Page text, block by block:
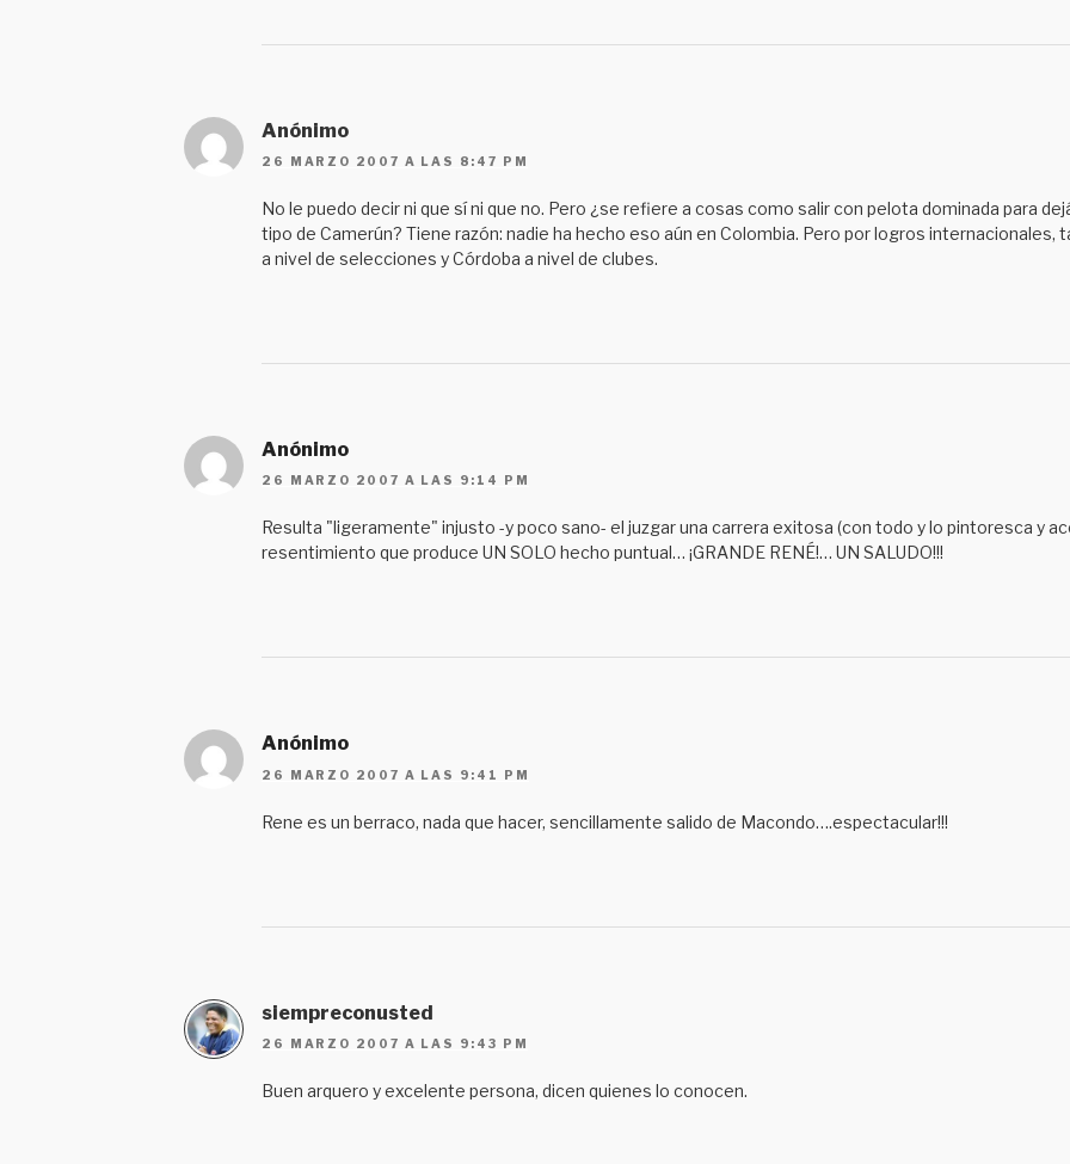
Anónimo
26 MARZO 2007 A LAS 8:47 PM
No le puedo decir ni que sí ni que no. Pero ¿se refiere a cosas como salir con pelota dominada para
tipo de Camerún? Tiene razón: nadie ha hecho eso aún en Colombia. Pero por logros internacionales,
a nivel de selecciones y Córdoba a nivel de clubes.
Anónimo
26 MARZO 2007 A LAS 9:14 PM
Resulta "ligeramente" injusto -y poco sano- el juzgar una carrera exitosa (con todo y lo pintoresca y
resentimiento que produce UN SOLO hecho puntual… ¡GRANDE RENÉ!… UN SALUDO!!!
Anónimo
26 MARZO 2007 A LAS 9:41 PM
Rene es un berraco, nada que hacer, sencillamente salido de Macondo….espectacular!!!
siempreconusted
26 MARZO 2007 A LAS 9:43 PM
Buen arquero y excelente persona, dicen quienes lo conocen.